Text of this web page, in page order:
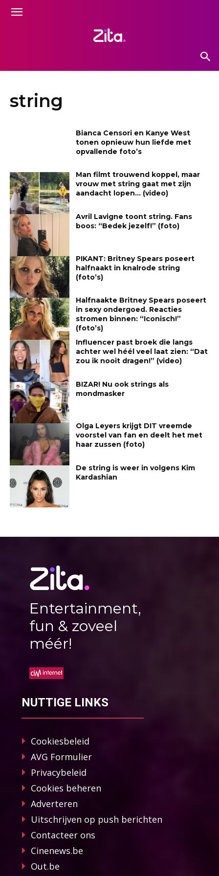
string
Bianca Censori en Kanye West
tonen opnieuw hun liefde met
opvallende foto’s
Man filmt trouwend koppel, maar
vrouw met string gaat met zijn
aandacht lopen… (video)
Avril Lavigne toont string. Fans
boos: “Bedek jezelf!” (foto)
PIKANT: Britney Spears poseert
halfnaakt in knalrode string
(foto’s)
Halfnaakte Britney Spears poseert
in sexy ondergoed. Reacties
stromen binnen: “Iconisch!”
(foto’s)
Influencer past broek die langs
achter wel héél veel laat zien: “Dat
zou ik nooit dragen!” (video)
BIZAR! Nu ook strings als
mondmasker
Olga Leyers krijgt DIT vreemde
voorstel van fan en deelt het met
haar zussen (foto)
De string is weer in volgens Kim
Kardashian
Entertainment,
fun & zoveel
méér!
NUTTIGE LINKS
Cookiesbeleid
AVG Formulier
Privacybeleid
Cookies beheren
Adverteren
Uitschrijven op push berichten
Contacteer ons
Cinenews.be
Out.be